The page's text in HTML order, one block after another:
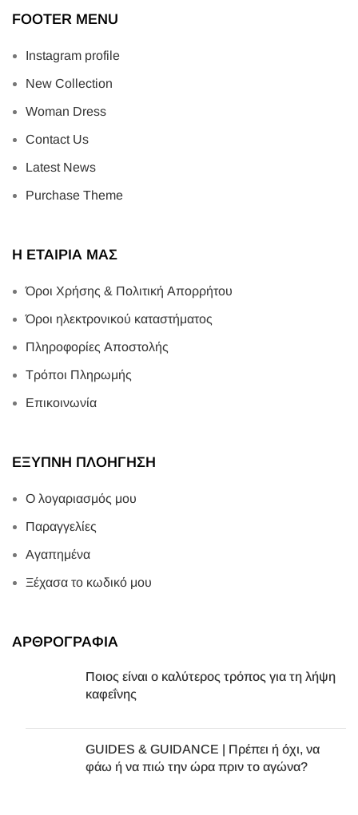
FOOTER MENU
Instagram profile
New Collection
Woman Dress
Contact Us
Latest News
Purchase Theme
Η ΕΤΑΙΡΙΑ ΜΑΣ
Όροι Χρήσης & Πολιτική Απορρήτου
Όροι ηλεκτρονικού καταστήματος
Πληροφορίες Αποστολής
Τρόποι Πληρωμής
Επικοινωνία
ΕΞΥΠΝΗ ΠΛΟΗΓΗΣΗ
Ο λογαριασμός μου
Παραγγελίες
Αγαπημένα
Ξέχασα το κωδικό μου
ΑΡΘΡΟΓΡΑΦΙΑ
Ποιος είναι ο καλύτερος τρόπος για τη λήψη
καφεΐνης
GUIDES & GUIDANCE | Πρέπει ή όχι, να
φάω ή να πιώ την ώρα πριν το αγώνα?